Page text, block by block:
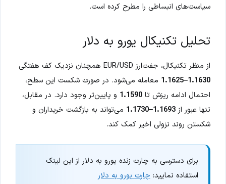
سیاست‌های انبساطی را مطرح کرده است.
تحلیل تکنیکال یورو به دلار
از منظر تکنیکال، جفت‌ارز EUR/USD همچنان نزدیک کف هفتگی
1.1630–1.1625
معامله می‌شود. در صورت شکست این سطح،
احتمال ادامه ریزش تا 1.1590 و پایین‌تر وجود دارد. در مقابل،
تنها عبور از 1.1693–1.1730
می‌تواند به بازگشت خریداران و
شکستن روند نزولی اخیر کمک کند.
برای دسترسی به چارت زنده یورو به دلار از این لینک
استفاده نمایید: چارت یورو به دلار